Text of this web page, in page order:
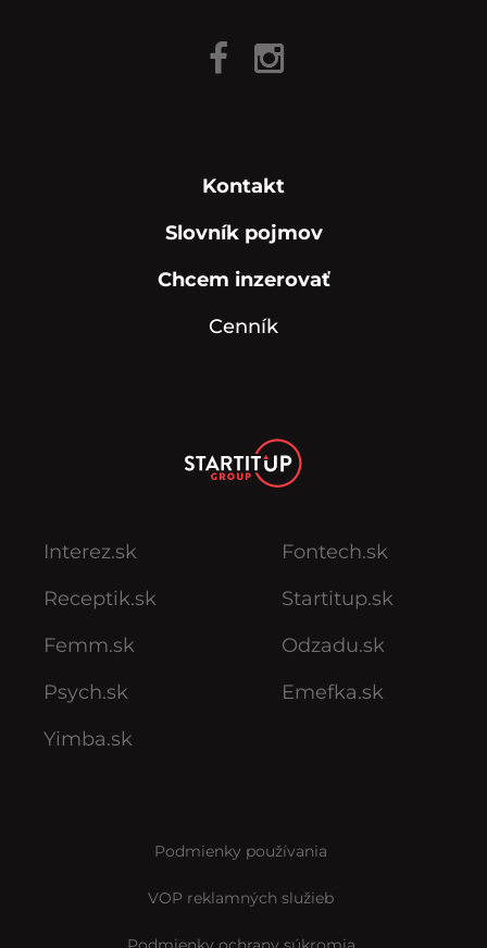
Kontakt
Slovník pojmov
Chcem inzerovať
Cenník
Interez.sk
Receptik.sk
Femm.sk
Psych.sk
Yimba.sk
Fontech.sk
Startitup.sk
Odzadu.sk
Emefka.sk
Podmienky používania
VOP reklamných služieb